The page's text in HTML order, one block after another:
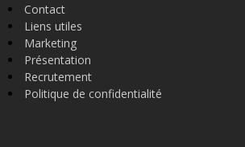
Contact
Liens utiles
Marketing
Présentation
Recrutement
Politique de confidentialité